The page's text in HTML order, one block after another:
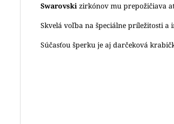
Swarovski zirkónov mu prepožičiava
Skvelá voľba na špeciálne príležitosti a
Súčasťou šperku je aj darčeková